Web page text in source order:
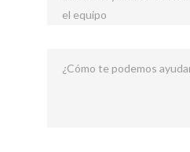
el equipo
¿Cómo te podemos